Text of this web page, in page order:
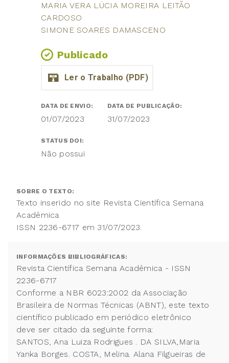
MARIA VERA LÚCIA MOREIRA LEITÃO
CARDOSO
SIMONE SOARES DAMASCENO
Publicado
DATA DE ENVIO:
01/07/2023
DATA DE PUBLICAÇÃO:
31/07/2023
STATUS DOI:
Não possui
SOBRE O TEXTO:
Texto inserido no site Revista Científica Semana
Acadêmica
ISSN 2236-6717 em 31/07/2023.
INFORMAÇÕES BIBLIOGRÁFICAS:
Revista Científica Semana Acadêmica - ISSN
2236-6717
Conforme a NBR 6023:2002 da Associação
Brasileira de Normas Técnicas (ABNT), este texto
científico publicado em periódico eletrônico
deve ser citado da seguinte forma:
SANTOS, Ana Luiza Rodrigues . DA SILVA,Maria
Yanka Borges. COSTA, Melina. Alana Filgueiras de